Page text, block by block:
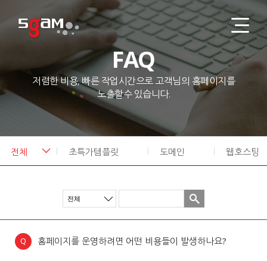
홈페이지 제작
Works
Contact
FAQ
About
FAQ
저렴한 비용, 빠른 작업시간으로 고객님의 홈페이지를
노출할수 있습니다.
전체 초특가템플릿 도메인 웹호스팅
홈페이지를 운영하려면 어떤 비용들이 발생하나요?